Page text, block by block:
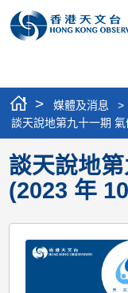
> 媒體及消息 >
談天說地第九十一期
談天說地
(2023 年